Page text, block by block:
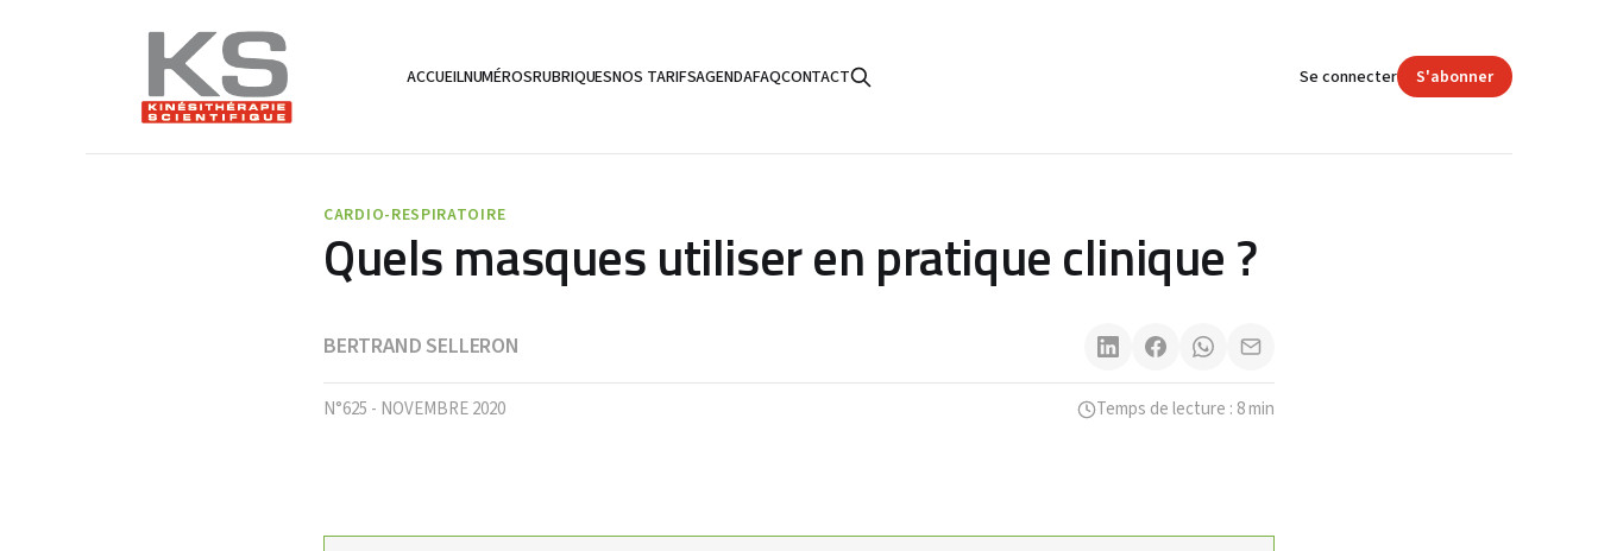
ACCUEILNUMÉROSRUBRIQUESNOS TARIFSAGENDAFAQCONTACT Se connecter S'abonner
CARDIO-RESPIRATOIRE
Quels masques utiliser en pratique clinique ?
BERTRAND SELLERON
N°625 - NOVEMBRE 2020 Temps de lecture : 8 min